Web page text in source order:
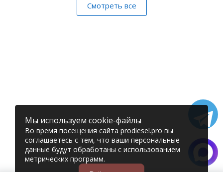
Смотреть все
Мы используем cookie-файлы
Во время посещения сайта prodiesel.pro вы
соглашаетесь с тем, что ваши персональные
данные будут обработаны с использованием
метрических программ.